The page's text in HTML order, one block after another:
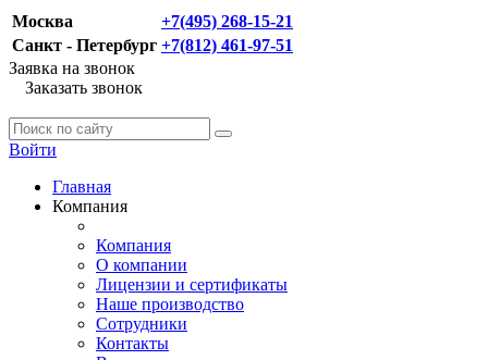
Москва
+7(495) 268-15-21
Санкт - Петербург +7(812) 461-97-51
Заявка на звонок
Заказать звонок
Войти
Главная
Компания
Компания
О компании
Лицензии и сертификаты
Наше производство
Сотрудники
Контакты